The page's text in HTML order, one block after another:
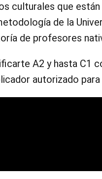
culturales que
de la
de profesores
A2 y hasta C1
autorizado